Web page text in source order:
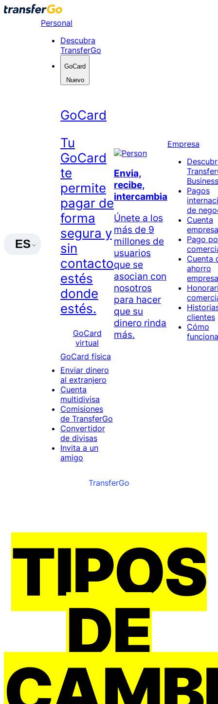
Skip
ES
Personal
Descubra
TransferGo
GoCard
Nuevo
GoCard
Tu
GoCard
te
permite
pagar de
forma
segura y
sin
contacto
estés
donde
estés.
GoCard
virtual
GoCard física
Enviar dinero
al extranjero
Cuenta
multidivisa
Comisiones
de TransferGo
Convertidor
de divisas
Invita a un
amigo
Envia,
recibe,
intercambia
Únete a los
más de 9
millones de
usuarios
que se
asocian con
nosotros
para hacer
que su
dinero rinda
más.
Empresa
Business
Pagos
de
Cuenta
Pago
Cuenta
ahorro
clientes
Cómo
funciona
TransferGo
TIPOS
DE